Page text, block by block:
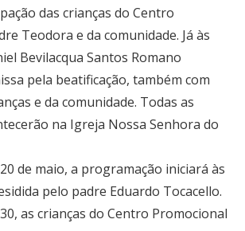
das crianças do Centro
Teodora e da comunidade. Já às
Bevilacqua Santos Romano
pela beatificação, também com
e da comunidade. Todas as
na Igreja Nossa Senhora do
de maio, a programação iniciará às
pelo padre Eduardo Tocacello.
as crianças do Centro Promocional